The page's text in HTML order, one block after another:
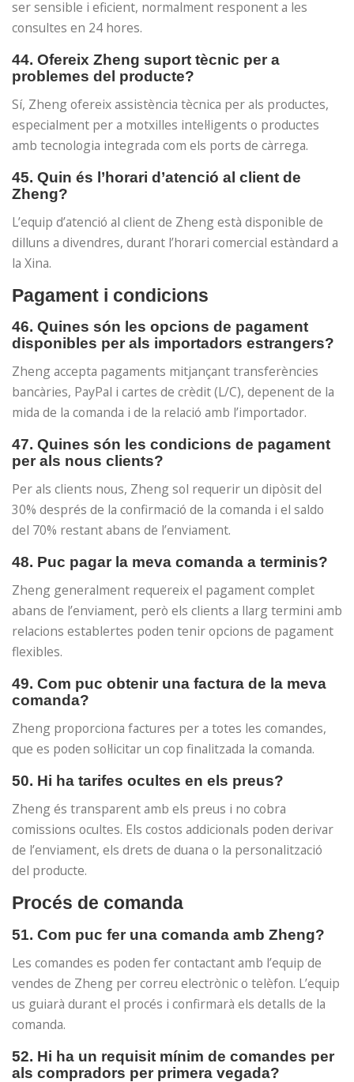
ser sensible i eficient, normalment responent a les
consultes en 24 hores.
44. Ofereix Zheng suport tècnic per a
problemes del producte?
Sí, Zheng ofereix assistència tècnica per als productes,
especialment per a motxilles intel·ligents o productes
amb tecnologia integrada com els ports de càrrega.
45. Quin és l’horari d’atenció al client de
Zheng?
L’equip d’atenció al client de Zheng està disponible de
dilluns a divendres, durant l’horari comercial estàndard a
la Xina.
Pagament i condicions
46. ​​Quines són les opcions de pagament
disponibles per als importadors estrangers?
Zheng accepta pagaments mitjançant transferències
bancàries, PayPal i cartes de crèdit (L/C), depenent de la
mida de la comanda i de la relació amb l’importador.
47. Quines són les condicions de pagament
per als nous clients?
Per als clients nous, Zheng sol requerir un dipòsit del
30% després de la confirmació de la comanda i el saldo
del 70% restant abans de l’enviament.
48. Puc pagar la meva comanda a terminis?
Zheng generalment requereix el pagament complet
abans de l’enviament, però els clients a llarg termini amb
relacions establertes poden tenir opcions de pagament
flexibles.
49. Com puc obtenir una factura de la meva
comanda?
Zheng proporciona factures per a totes les comandes,
que es poden sol·licitar un cop finalitzada la comanda.
50. Hi ha tarifes ocultes en els preus?
Zheng és transparent amb els preus i no cobra
comissions ocultes. Els costos addicionals poden derivar
de l’enviament, els drets de duana o la personalització
del producte.
Procés de comanda
51. Com puc fer una comanda amb Zheng?
Les comandes es poden fer contactant amb l’equip de
vendes de Zheng per correu electrònic o telèfon. L’equip
us guiarà durant el procés i confirmarà els detalls de la
comanda.
52. Hi ha un requisit mínim de comandes per
als compradors per primera vegada?